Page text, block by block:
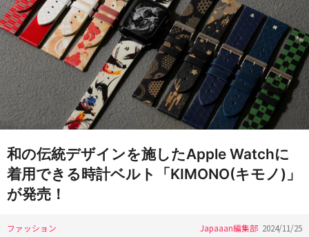
和の伝統デザインを施したApple Watchに
着用できる時計ベルト「KIMONO(キモノ)」
が発売！
ファッション Japaaan編集部 2024/11/25